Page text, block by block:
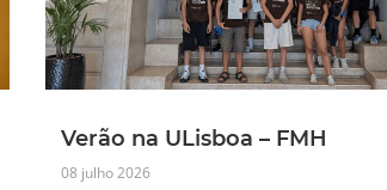
Verão na ULisboa – FMH
08 julho 2026